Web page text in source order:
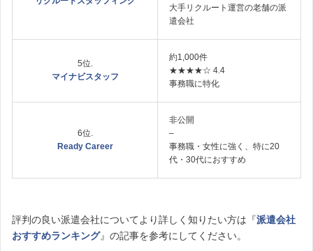
大手リクルート運営の老舗の派
遣会社
5位.
マイナビスタッフ
約1,000件
★★★★☆ 4.4
事務職に特化
6位.
Ready Career
非公開
–
事務職・女性に強く、特に20
代・30代におすすめ
評判の良い派遣会社についてより詳しく知りたい方は『派遣会社
おすすめランキング』の記事を参考にしてください。